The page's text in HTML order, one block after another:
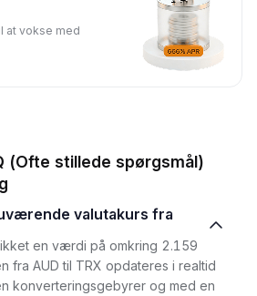
at vokse med
(Ofte stillede spørgsmål)
en værdi på omkring 2.159
fra AUD til TRX opdateres i realtid
konverteringsgebyrer og med en